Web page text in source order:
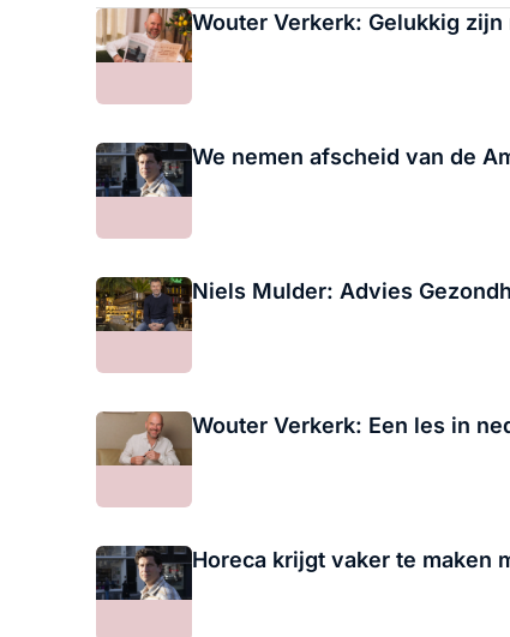
Wouter Verkerk: Gelukkig
We nemen afscheid van de
Niels Mulder: Advies
Wouter Verkerk: Een les in
Horeca krijgt vaker te maken